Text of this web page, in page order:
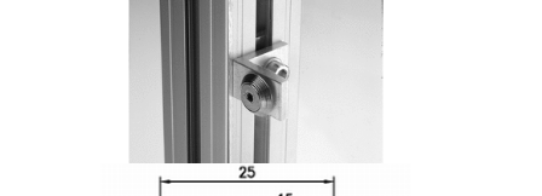
Dynamische Elemente
Eckelement
Hubsäulen
Rollbahnsystem